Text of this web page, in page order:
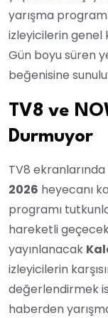
yarışma
izleyicilerin genel
Gün boyu süren
beğenisine
TV8 ve
Durmuyor
TV8 ekranlarında
2026 heyecanı
programı
hareketli
yayınlanacak
izleyicilerin
değerlendirmek
haberden